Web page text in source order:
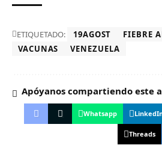
ETIQUETADO: 19AGOST
FIEBRE
VACUNAS
VENEZUELA
Apóyanos compartiendo este
Whatsapp
Threads